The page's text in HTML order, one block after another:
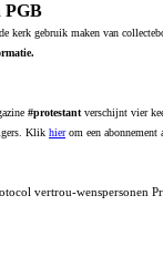
PGB
kerk gebruik maken van
#protestant verschijnt vier
Klik hierom een abonnement
vertrou-wenspersonen